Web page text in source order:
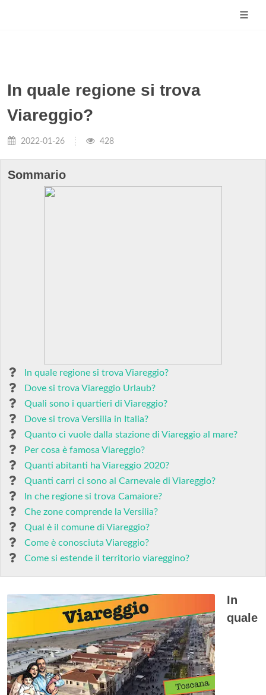
In quale regione si trova
Viareggio?
2022-01-26 428
Sommario
In quale regione si trova Viareggio?
Dove si trova Viareggio Urlaub?
Quali sono i quartieri di Viareggio?
Dove si trova Versilia in Italia?
Quanto ci vuole dalla stazione di Viareggio al mare?
Per cosa è famosa Viareggio?
Quanti abitanti ha Viareggio 2020?
Quanti carri ci sono al Carnevale di Viareggio?
In che regione si trova Camaiore?
Che zone comprende la Versilia?
Qual è il comune di Viareggio?
Come è conosciuta Viareggio?
Come si estende il territorio viareggino?
In
quale